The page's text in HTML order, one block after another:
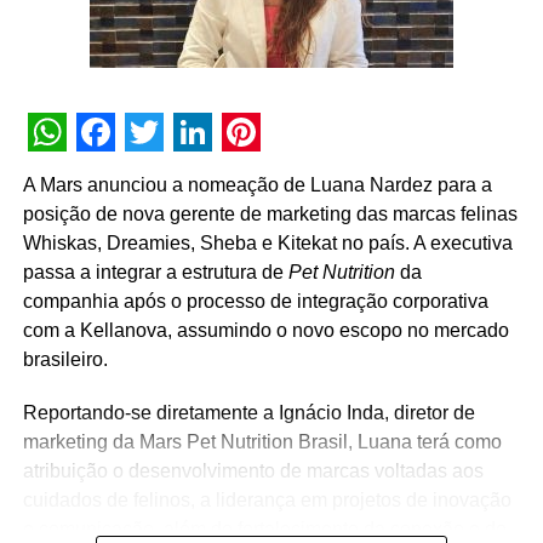
TÓPICOS RELACIONADOS: DESTAQUE
América Latina
Culligan Brasil anuncia contratação de nova
gerente de marketing
WhatsApp
Facebook
Twitter
LinkedIn
Pinterest
A Mars anunciou a nomeação de Luana Nardez para a
posição de nova gerente de marketing das marcas felinas
Whiskas, Dreamies, Sheba e Kitekat no país. A executiva
passa a integrar a estrutura de Pet Nutritionda
companhia após o processo de integração corporativa
com a Kellanova, assumindo o novo escopo no mercado
brasileiro.
Reportando-se diretamente a Ignácio Inda, diretor de
marketing da Mars Pet Nutrition Brasil, Luana terá como
atribuição o desenvolvimento de marcas voltadas aos